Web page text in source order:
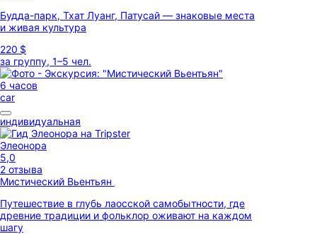
Будда-парк, Тхат Луанг, Патусай — знаковые места
и живая культура
220 $
за группу, 1–5 чел.
6 часов
car
индивидуальная
Элеонора
5,0
2 отзыва
Мистический Вьентьян
Путешествие в глубь лаосской самобытности, где
древние традиции и фольклор оживают на каждом
шагу